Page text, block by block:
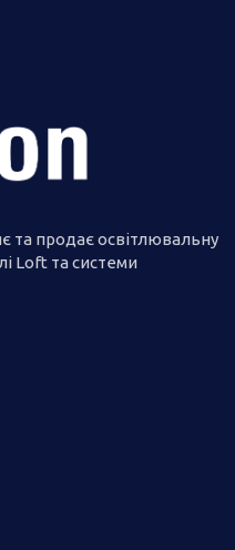
та продає освітлювальну
Loft та системи